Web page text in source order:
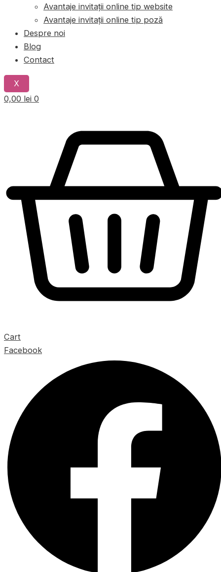
Avantaje invitații online tip website
Avantaje invitații online tip poză
Despre noi
Blog
Contact
X
0,00 lei 0
Cart
Facebook